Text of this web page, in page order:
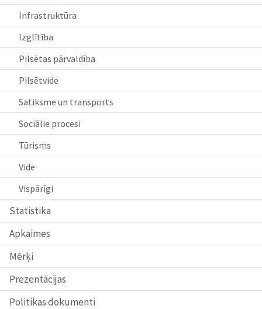
Infrastruktūra
Izglītība
Pilsētas pārvaldība
Pilsētvide
Satiksme un transports
Sociālie procesi
Tūrisms
Vide
Vispārīgi
Statistika
Apkaimes
Mērķi
Prezentācijas
Politikas dokumenti